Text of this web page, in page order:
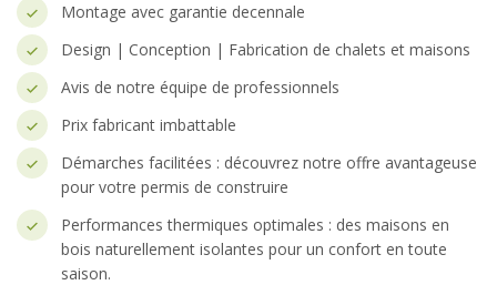
Montage avec garantie decennale
Design | Conception | Fabrication de chalets et maisons
Avis de notre équipe de professionnels
Prix fabricant imbattable
Démarches facilitées : découvrez notre offre avantageuse
pour votre permis de construire
Performances thermiques optimales : des maisons en
bois naturellement isolantes pour un confort en toute
saison.